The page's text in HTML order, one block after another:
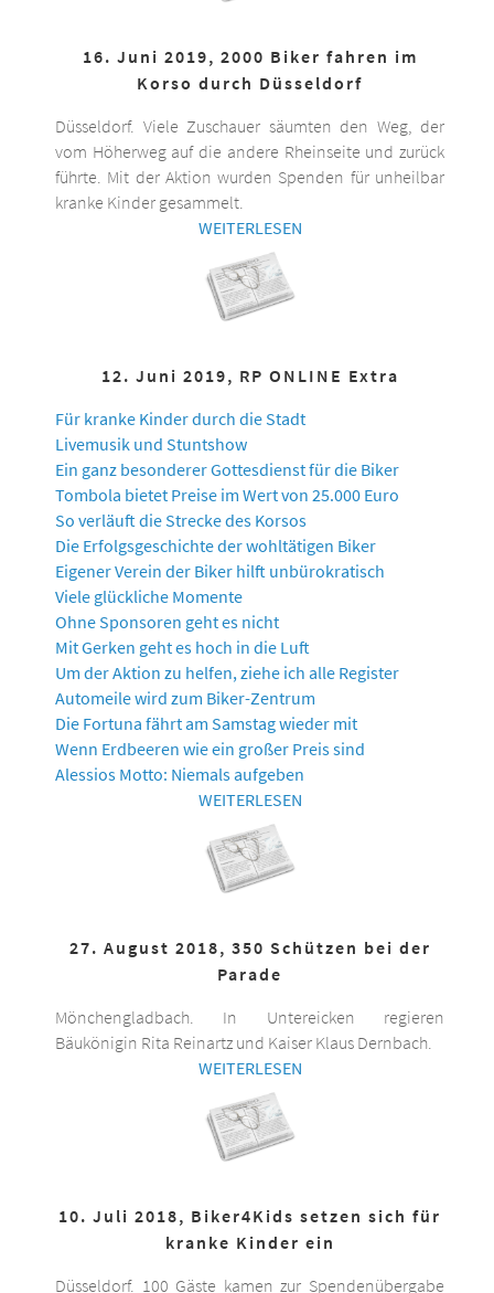
16. Juni 2019, 2000 Biker fahren im
Korso durch Düsseldorf
Düsseldorf. Viele Zuschauer säumten den Weg, der
vom Höherweg auf die andere Rheinseite und zurück
führte. Mit der Aktion wurden Spenden für unheilbar
kranke Kinder gesammelt.
WEITERLESEN
12. Juni 2019, RP ONLINE Extra
Für kranke Kinder durch die Stadt
Livemusik und Stuntshow
Ein ganz besonderer Gottesdienst für die Biker
Tombola bietet Preise im Wert von 25.000 Euro
So verläuft die Strecke des Korsos
Die Erfolgsgeschichte der wohltätigen Biker
Eigener Verein der Biker hilft unbürokratisch
Viele glückliche Momente
Ohne Sponsoren geht es nicht
Mit Gerken geht es hoch in die Luft
Um der Aktion zu helfen, ziehe ich alle Register
Automeile wird zum Biker-Zentrum
Die Fortuna fährt am Samstag wieder mit
Wenn Erdbeeren wie ein großer Preis sind
Alessios Motto: Niemals aufgeben
WEITERLESEN
27. August 2018, 350 Schützen bei der
Parade
Mönchengladbach. In Untereicken regieren
Bäukönigin Rita Reinartz und Kaiser Klaus Dernbach.
WEITERLESEN
10. Juli 2018, Biker4Kids setzen sich für
kranke Kinder ein
Düsseldorf. 100 Gäste kamen zur Spendenübergabe